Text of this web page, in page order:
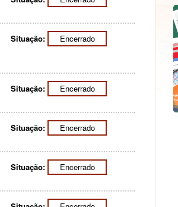
Situação: Encerrado
Situação: Encerrado
Situação: Encerrado
Situação: Encerrado